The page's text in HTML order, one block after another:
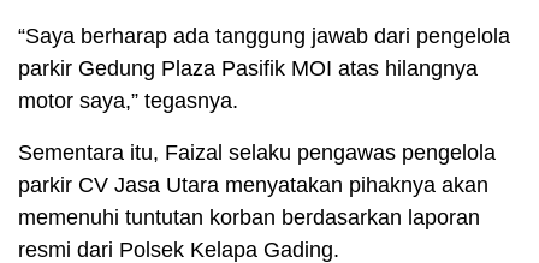
“Saya berharap ada tanggung jawab dari pengelola
parkir Gedung Plaza Pasifik MOI atas hilangnya
motor saya,” tegasnya.
Sementara itu, Faizal selaku pengawas pengelola
parkir CV Jasa Utara menyatakan pihaknya akan
memenuhi tuntutan korban berdasarkan laporan
resmi dari Polsek Kelapa Gading.